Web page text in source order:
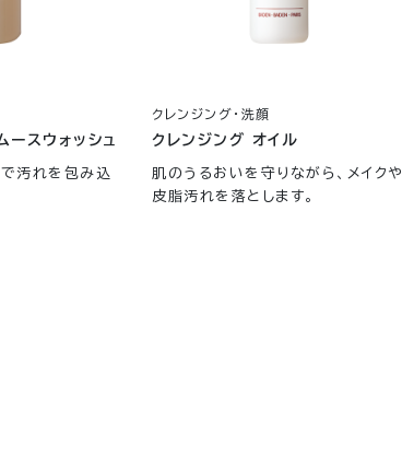
スウォッシュ
汚れを包み込
クレンジング・洗顔
クレンジング オイル
肌のうるおいを守りながら、メイクや
皮脂汚れを落とします。